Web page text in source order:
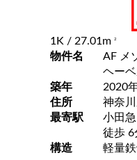
1K / 27.01m 2
物件名
AF メ
ヘー
築年
2020
住所
神奈
最寄駅
小田急
徒
構造
軽量